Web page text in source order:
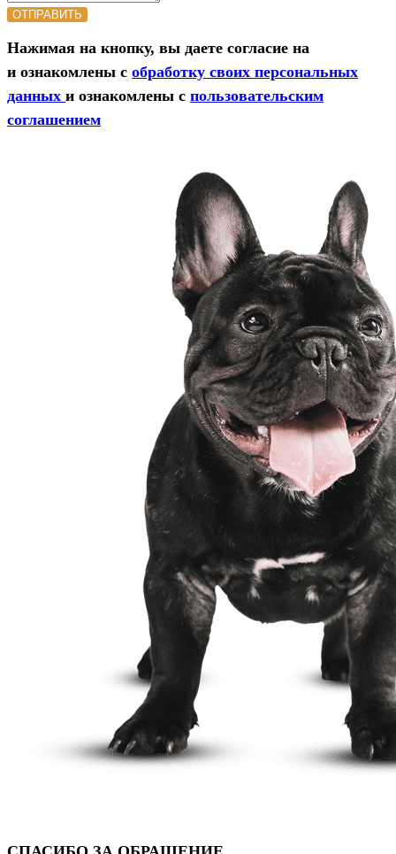
ОТПРАВИТЬ
Нажимая на кнопку, вы даете согласие на
и ознакомлены с обработку своих персональных
данных и ознакомлены с пользовательским
соглашением